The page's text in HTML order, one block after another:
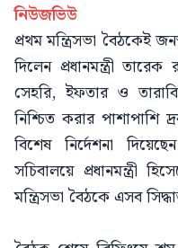
নিউজভিউ
প্রথম মন্ত্রিসভা বৈঠকেই
দিলেন প্রধানমন্ত্রী
সেহরি, ইফতার ও
নিশ্চিত করার পাশাপাশি
বিশেষ নির্দেশনা
সচিবালয়ে প্রধানমন্ত্রী
মন্ত্রিসভা বৈঠকে এসব